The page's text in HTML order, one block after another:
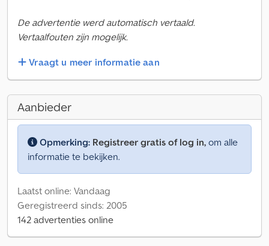
De advertentie werd automatisch vertaald.
Vertaalfouten zijn mogelijk.
Vraagt u meer informatie aan
Aanbieder
Opmerking: Registreer gratis of log in, om alle
informatie te bekijken.
Laatst online: Vandaag
Geregistreerd sinds: 2005
142 advertenties online